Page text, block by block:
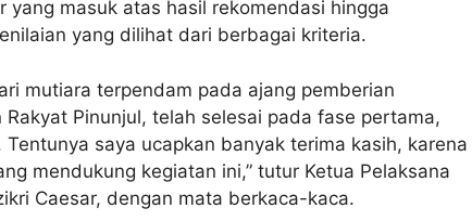
yang masuk atas hasil rekomendasi hingga
yang dilihat dari berbagai kriteria.
mutiara terpendam pada ajang pemberian
Pinunjul, telah selesai pada fase pertama,
saya ucapkan banyak terima kasih, karena
mendukung kegiatan ini,” tutur Ketua Pelaksana
Caesar, dengan mata berkaca-kaca.